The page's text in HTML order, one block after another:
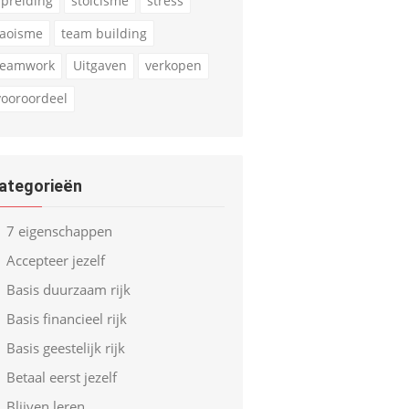
team building
Uitgaven
verkopen
7 eigenschappen
Accepteer jezelf
Basis duurzaam rijk
Basis financieel rijk
Basis geestelijk rijk
Betaal eerst jezelf